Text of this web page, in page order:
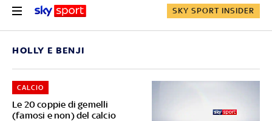
SKY SPORT INSIDER
HOLLY E BENJI
Le 20 coppie di gemelli
(famosi e non) del calcio
CALCIO